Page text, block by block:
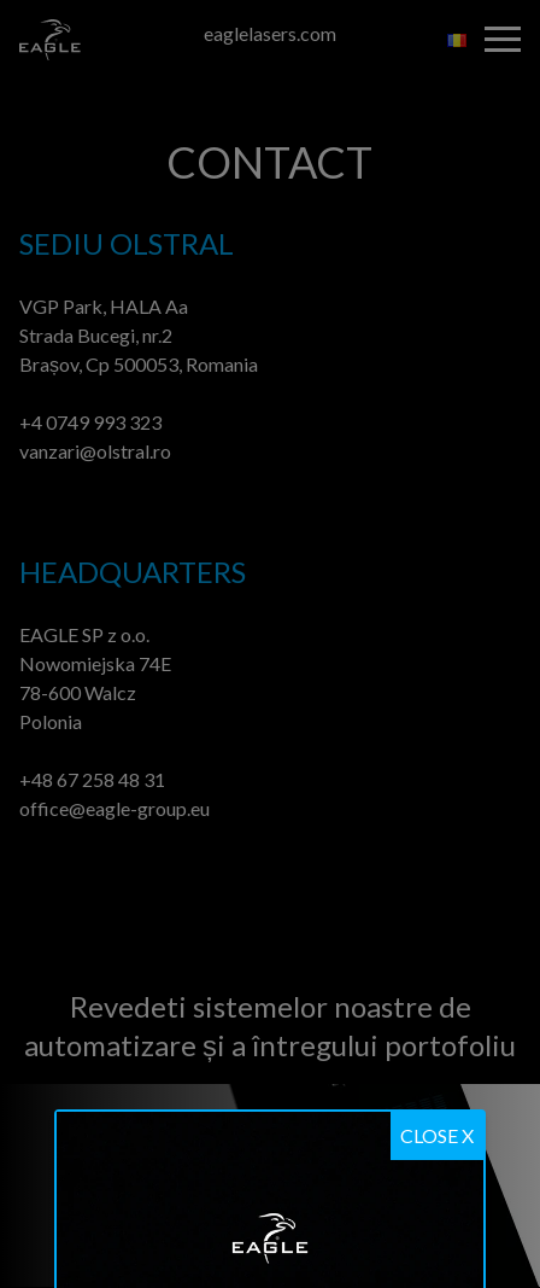
eaglelasers.com
CONTACT
SEDIU OLSTRAL
VGP Park, HALA Aa
Strada Bucegi, nr.2
Brașov, Cp 500053, Romania
+4 0749 993 323
vanzari@olstral.ro
HEADQUARTERS
EAGLE SP z o.o.
Nowomiejska 74E
78-600 Walcz
Polonia
+48 67 258 48 31
office@eagle-group.eu
Revedeti sistemelor noastre de
automatizare și a întregului portofoliu
CLOSE X